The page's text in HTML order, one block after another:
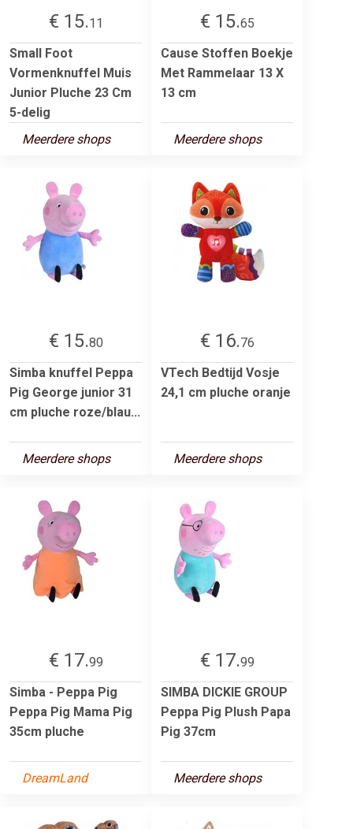
€ 15.11
Small Foot
Vormenknuffel Muis
Junior Pluche 23 Cm
5-delig
Meerdere shops
€ 15.65
Cause Stoffen Boekje
Met Rammelaar 13 X
13 cm
Meerdere shops
€ 15.80
Simba knuffel Peppa
Pig George junior 31
cm pluche roze/blau...
Meerdere shops
€ 16.76
VTech Bedtijd Vosje
24,1 cm pluche oranje
Meerdere shops
€ 17.99
Simba - Peppa Pig
Peppa Pig Mama Pig
35cm pluche
DreamLand
€ 17.99
SIMBA DICKIE GROUP
Peppa Pig Plush Papa
Pig 37cm
Meerdere shops